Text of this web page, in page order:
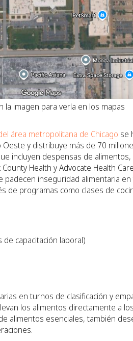
la imagen para verla en los mapas
área metropolitana de Chicago se
y distribuye más de 70
incluyen despensas de
Health y Advocate Health
inseguridad alimentaria en
de programas como clases de
capacitación laboral)
en turnos de clasificación y
los alimentos directamente a
alimentos esenciales, también